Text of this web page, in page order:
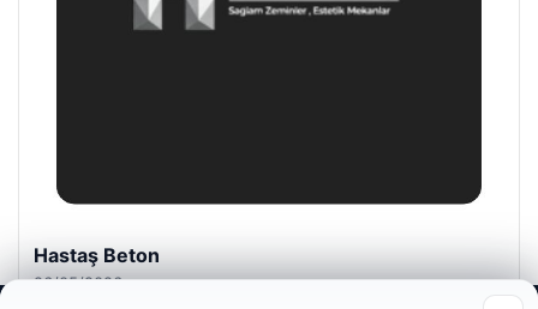
Enes Kaplan Avukatlık Bürosu
28/04/2026